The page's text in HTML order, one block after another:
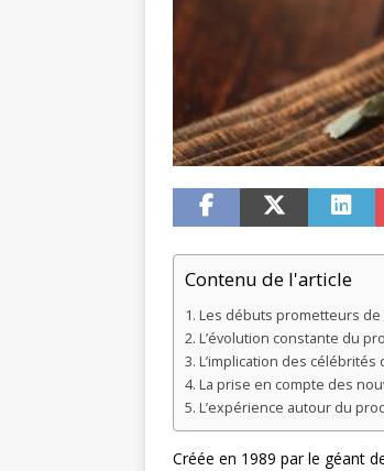
Contenu de l'article
Les débuts prometteurs de
L’évolution constante du
L’implication des
La prise en compte des
L’expérience autour du
Créée en 1989 par le géant